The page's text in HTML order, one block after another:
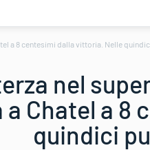
a 8 centesimi dalla vittoria. Nelle
nel
a Chatel a 8
quindici